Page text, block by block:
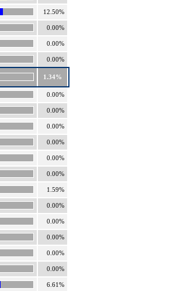
12.50%
0.00%
0.00%
0.00%
1.34%
0.00%
0.00%
0.00%
0.00%
0.00%
0.00%
1.59%
0.00%
0.00%
0.00%
0.00%
0.00%
6.61%